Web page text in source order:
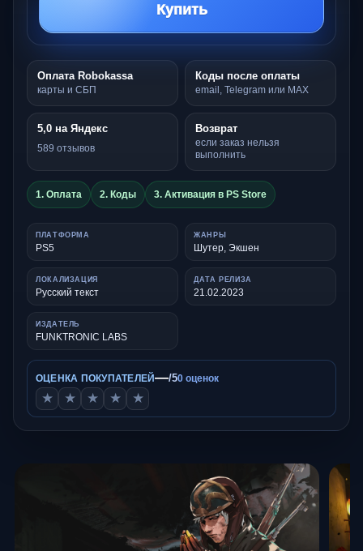
Купить
Оплата Robokassa
карты и СБП
Коды после оплаты
email, Telegram или MAX
5,0 на Яндекс
589 отзывов
Возврат
если заказ нельзя
выполнить
1. Оплата 2. Коды 3. Активация в PS Store
ПЛАТФОРМА
PS5
ЖАНРЫ
Шутер, Экшен
ЛОКАЛИЗАЦИЯ
Русский текст
ДАТА РЕЛИЗА
21.02.2023
ИЗДАТЕЛЬ
FUNKTRONIC LABS
ОЦЕНКА ПОКУПАТЕЛЕЙ—/50 оценок
★ ★ ★ ★ ★